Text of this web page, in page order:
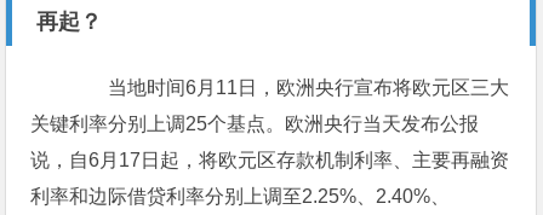
再起？
当地时间6月11日，欧洲央行宣布将欧元区三大
关键利率分别上调25个基点。欧洲央行当天发布公报
说，自6月17日起，将欧元区存款机制利率、主要再融资
利率和边际借贷利率分别上调至2.25%、2.40%、